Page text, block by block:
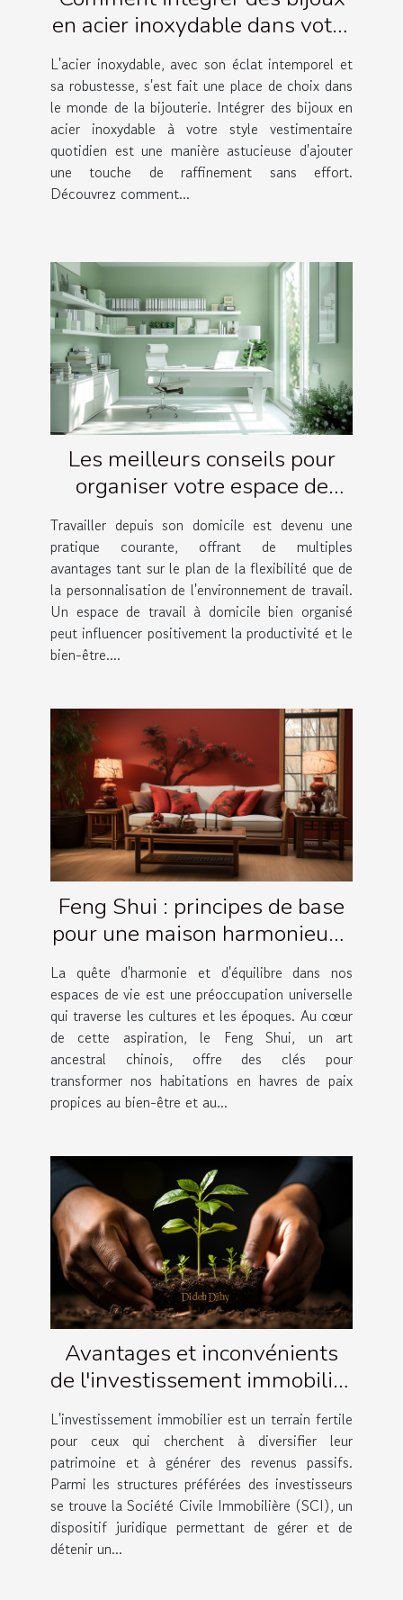
en acier inoxydable dans votre
garde-robe quotidienne
L'acier inoxydable, avec son éclat intemporel et
sa robustesse, s'est fait une place de choix dans
le monde de la bijouterie. Intégrer des bijoux en
acier inoxydable à votre style vestimentaire
quotidien est une manière astucieuse d'ajouter
une touche de raffinement sans effort.
Découvrez comment...
Les meilleurs conseils pour
organiser votre espace de
travail à domicile
Travailler depuis son domicile est devenu une
pratique courante, offrant de multiples
avantages tant sur le plan de la flexibilité que de
la personnalisation de l'environnement de travail.
Un espace de travail à domicile bien organisé
peut influencer positivement la productivité et le
bien-être....
Feng Shui : principes de base
pour une maison harmonieuse
et équilibrée
La quête d'harmonie et d'équilibre dans nos
espaces de vie est une préoccupation universelle
qui traverse les cultures et les époques. Au cœur
de cette aspiration, le Feng Shui, un art
ancestral chinois, offre des clés pour
transformer nos habitations en havres de paix
propices au bien-être et au...
Avantages et inconvénients
de l'investissement immobilier
via une SCI
L'investissement immobilier est un terrain fertile
pour ceux qui cherchent à diversifier leur
patrimoine et à générer des revenus passifs.
Parmi les structures préférées des investisseurs
se trouve la Société Civile Immobilière (SCI), un
dispositif juridique permettant de gérer et de
détenir un...